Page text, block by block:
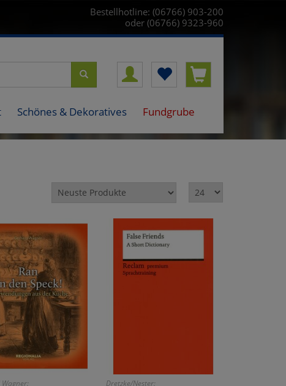
Bestellhotline: (06766) 903-200
oder (06766) 9323-960
Schönes & Dekoratives Fundgrube
Dretzke/Nester: